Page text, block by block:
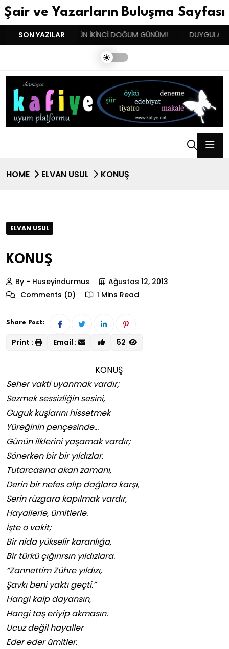
Şair ve Yazarların Buluşma Sayfası
SON YAZILAR
BENIM BUGÜN İKİNCİ DOĞUM GÜNÜM! DUYGULARIN
HOME ELVAN USUL KONUŞ
ELVAN USUL
KONUŞ
By - Huseyindurmus
Ağustos 12, 2013
Comments (0)
1 Mins Read
Share Post:
Print : Email : 52
KONUŞ
Seher vakti uyanmak vardır;
Sezmek sessizliğin sesini,
Guguk kuşlarını hissetmek
Yüreğinin pençesinde…
Günün ilklerini yaşamak vardır;
Sönerken bir bir yıldızlar.
Tutarcasına akan zamanı,
Derin bir nefes alıp dağlara karşı,
Serin rüzgara kapılmak vardır,
Hayallerle, ümitlerle.
İşte o vakit;
Bir nida yükselir karanlığa,
Bir türkü çığırırsın yıldızlara.
“Zannettim Zühre yıldızı,
Şavkı beni yaktı geçti.”
Hangi kalp dayansın,
Hangi taş eriyip akmasın.
Ucuz değil hayaller
Eder eder ümitler.